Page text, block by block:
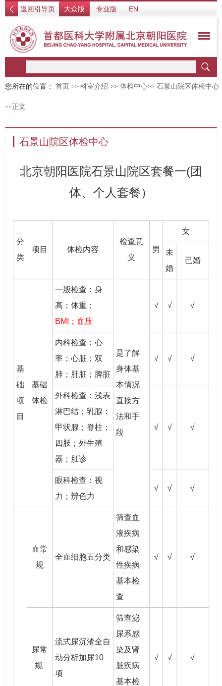
返回引导页 大众版 专业版 EN
您所在的位置： 首页 >> 科室介绍 >> 体检中心>> 石景山院区体检中心
>>正文
石景山院区体检中心
北京朝阳医院石景山院区套餐一(团
体、个人套餐）
分
类
项目 体检内容
检查意
义
男
女
未
婚
已婚
基
础
项
目
基础
体检
一般检查：身
高；体重；
BMI；血压
是了解
身体基
本情况
直接方
法和手
段
√ √ √
内科检查：心
率；心脏；双
肺；肝脏；脾脏
√ √ √
外科检查：浅表
淋巴结；乳腺；
甲状腺；脊柱；
四肢；外生殖
器；肛诊
√ √ √
眼科检查：视
力；辨色力
√ √ √
血常
规
全血细胞五分类
筛查血
液疾病
和感染
性疾病
基本检
查
√ √ √
尿常
规
流式尿沉渣全自
动分析加尿10
项
筛查泌
尿系感
染及肾
脏疾病
基本检
√ √ √